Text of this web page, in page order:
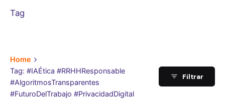
Tag
Home
Tag: #IAÉtica #RRHHResponsable
#AlgoritmosTransparentes
#FuturoDelTrabajo #PrivacidadDigital
Filtrar